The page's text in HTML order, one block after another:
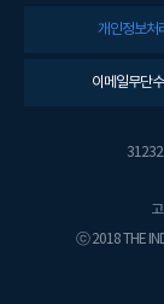
개인정보처
이메일무단
31232
ⓒ 2018 THE